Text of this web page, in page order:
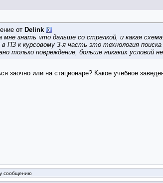
от Delink
мне знать что дальше со стрелкой, и какая схема
ПЗ к курсовому 3-я часть это технология поиска
только повреждение, больше никаких условий
заочно или на стационаре? Какое учебное
сообщению